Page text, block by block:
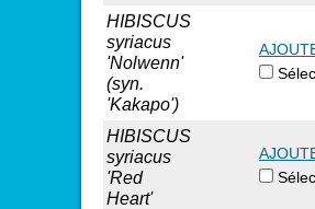
HIBISCUS
syriacus
'Nolwenn'
(syn.
'Kakapo')
HIBISCUS
syriacus
'Red
Heart'